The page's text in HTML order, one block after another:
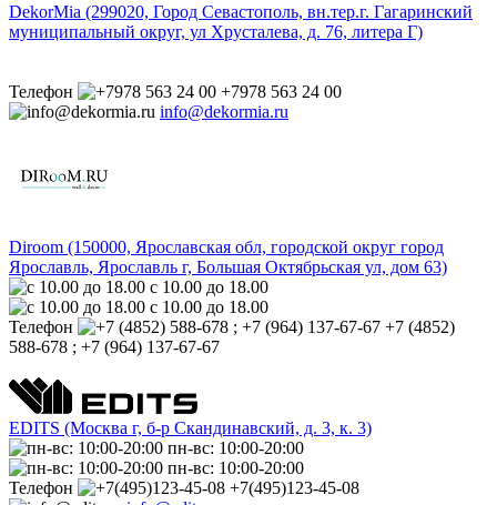
DekorMia (299020, Город Севастополь, вн.тер.г. Гагаринский
муниципальный округ, ул Хрусталева, д. 76, литера Г)
Телефон
+7978 563 24 00
info@dekormia.ru
Diroom (150000, Ярославская обл, городской округ город
Ярославль, Ярославль г, Большая Октябрьская ул, дом 63)
с 10.00 до 18.00
с 10.00 до 18.00
Телефон
+7 (4852)
588-678 ; +7 (964) 137-67-67
EDITS (Москва г, б-р Cкандинавский, д. 3, к. 3)
пн-вс: 10:00-20:00
пн-вс: 10:00-20:00
Телефон
+7(495)123-45-08